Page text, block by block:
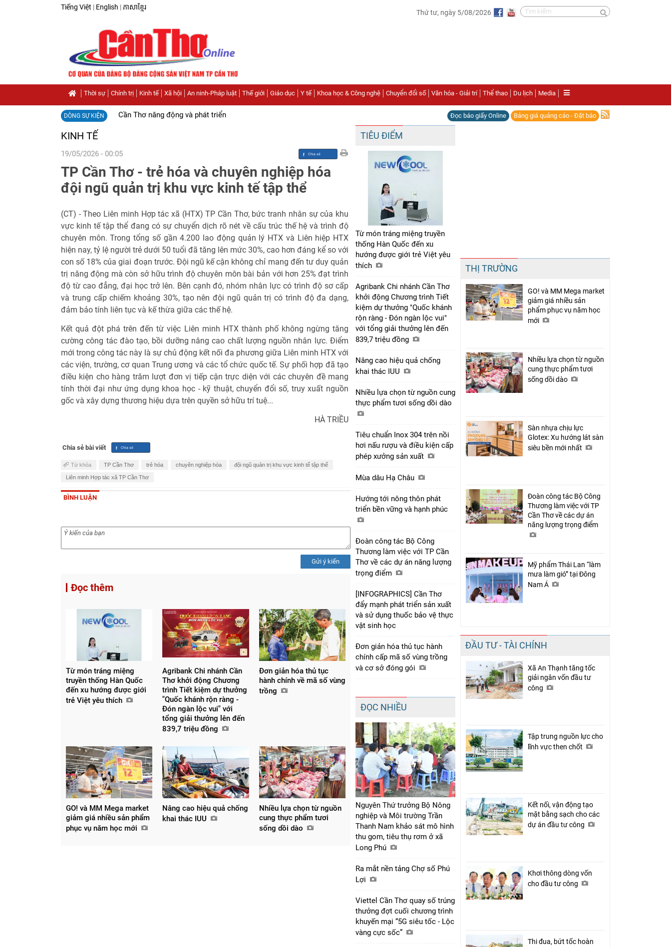
Tiếng Việt | English | ភាសាខ្មែរ
Thứ tư, ngày 5/08/2026
Thời sự Chính trị Kinh tế Xã hội An ninh-Pháp luật Thế giới Giáo dục Y tế Khoa học & Công nghệ Chuyển đổi số Văn hóa - Giải trí Thể thao Du lịch Media
DÒNG SỰ KIỆN Cần Thơ năng động và phát triển Đọc báo giấy Online Bảng giá quảng cáo - Đặt báo
KINH TẾ
19/05/2026 - 00:05
Chia sẻ
Facebook
TP Cần Thơ - trẻ hóa và chuyên nghiệp hóa
đội ngũ quản trị khu vực kinh tế tập thể
(CT) - Theo Liên minh Hợp tác xã (HTX) TP Cần Thơ, bức tranh nhân sự của khu
vực kinh tế tập thể đang có sự chuyển dịch rõ nét về cấu trúc thế hệ và trình độ
chuyên môn. Trong tổng số gần 4.200 lao động quản lý HTX và Liên hiệp HTX
hiện nay, tỷ lệ người trẻ dưới 50 tuổi đã tăng lên mức 30%, cao hơn đáng kể so với
con số 18% của giai đoạn trước. Đội ngũ kế cận không chỉ mang đến tư duy quản
trị năng động mà còn sở hữu trình độ chuyên môn bài bản với hơn 25% đạt trình
độ từ cao đẳng, đại học trở lên. Bên cạnh đó, nhóm nhân lực có trình độ sơ cấp
và trung cấp chiếm khoảng 30%, tạo nên đội ngũ quản trị có trình độ đa dạng,
đảm bảo tính liên tục và kế thừa giữa các thế hệ.
Kết quả đột phá trên đến từ việc Liên minh HTX thành phố không ngừng tăng
cường công tác đào tạo, bồi dưỡng nâng cao chất lượng nguồn nhân lực. Điểm
mới trong công tác này là sự chủ động kết nối đa phương giữa Liên minh HTX với
các viện, trường, cơ quan Trung ương và các tổ chức quốc tế. Sự phối hợp đã tạo
điều kiện cho hàng trăm lượt đơn vị tiếp cận trực diện với các chuyên đề mang
tính thời đại như ứng dụng khoa học - kỹ thuật, chuyển đổi số, truy xuất nguồn
gốc và xây dựng thương hiệu dựa trên quyền sở hữu trí tuệ...
HÀ TRIỀU
Chia sẻ bài viết
Chia sẻ
Facebook
Từ khóa TP Cần Thơ trẻ hóa chuyên nghiệp hóa đội ngũ quản trị khu vực kinh tế tập thể
Liên minh Hợp tác xã TP Cần Thơ
BÌNH LUẬN
Gửi ý kiến
Đọc thêm
Từ món tráng miệng
truyền thống Hàn Quốc
đến xu hướng được giới
trẻ Việt yêu thích
Agribank Chi nhánh Cần
Thơ khởi động Chương
trình Tiết kiệm dự thưởng
"Quốc khánh rộn ràng -
Đón ngàn lộc vui" với
tổng giải thưởng lên đến
839,7 triệu đồng
Đơn giản hóa thủ tục
hành chính về mã số vùng
trồng
GO! và MM Mega market
giảm giá nhiều sản phẩm
phục vụ năm học mới
Nâng cao hiệu quả chống
khai thác IUU
Nhiều lựa chọn từ nguồn
cung thực phẩm tươi
sống dồi dào
TIÊU ĐIỂM
Từ món tráng miệng truyền
thống Hàn Quốc đến xu
hướng được giới trẻ Việt yêu
thích
Agribank Chi nhánh Cần Thơ
khởi động Chương trình Tiết
kiệm dự thưởng "Quốc khánh
rộn ràng - Đón ngàn lộc vui"
với tổng giải thưởng lên đến
839,7 triệu đồng
Nâng cao hiệu quả chống
khai thác IUU
Nhiều lựa chọn từ nguồn cung
thực phẩm tươi sống dồi dào
Tiêu chuẩn Inox 304 trên nồi
hơi nấu rượu và điều kiện cấp
phép xưởng sản xuất
Mùa dâu Hạ Châu
Hướng tới nông thôn phát
triển bền vững và hạnh phúc
Đoàn công tác Bộ Công
Thương làm việc với TP Cần
Thơ về các dự án năng lượng
trọng điểm
[INFOGRAPHICS] Cần Thơ
đẩy mạnh phát triển sản xuất
và sử dụng thuốc bảo vệ thực
vật sinh học
Đơn giản hóa thủ tục hành
chính cấp mã số vùng trồng
và cơ sở đóng gói
ĐỌC NHIỀU
Nguyên Thứ trưởng Bộ Nông
nghiệp và Môi trường Trần
Thanh Nam khảo sát mô hình
thu gom, tiêu thụ rơm ở xã
Long Phú
Ra mắt nền tảng Chợ số Phú
Lợi
Viettel Cần Thơ quay số trúng
thưởng đợt cuối chương trình
khuyến mại “5G siêu tốc - Lộc
vàng cực sốc”
THỊ TRƯỜNG
GO! và MM Mega market
giảm giá nhiều sản
phẩm phục vụ năm học
mới
Nhiều lựa chọn từ nguồn
cung thực phẩm tươi
sống dồi dào
Sàn nhựa chịu lực
Glotex: Xu hướng lát sàn
siêu bền mới nhất
Đoàn công tác Bộ Công
Thương làm việc với TP
Cần Thơ về các dự án
năng lượng trọng điểm
Mỹ phẩm Thái Lan “làm
mưa làm gió” tại Đông
Nam Á
ĐẦU TƯ - TÀI CHÍNH
Xã An Thạnh tăng tốc
giải ngân vốn đầu tư
công
Tập trung nguồn lực cho
lĩnh vực then chốt
Kết nối, vận động tạo
mặt bằng sạch cho các
dự án đầu tư công
Khơi thông dòng vốn
cho đầu tư công
Thi đua, bứt tốc hoàn